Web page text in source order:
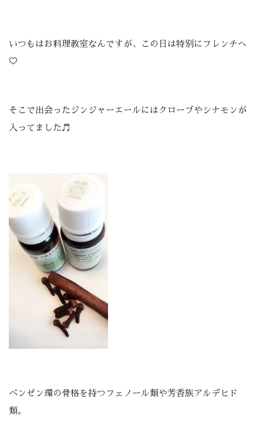
いつもはお料理教室なんですが、この日は特別にフレンチへ
♡
そこで出会ったジンジャーエールにはクローブやシナモンが
入ってました♬
ベンゼン環の骨格を持つフェノール類や芳香族アルデヒド
類。